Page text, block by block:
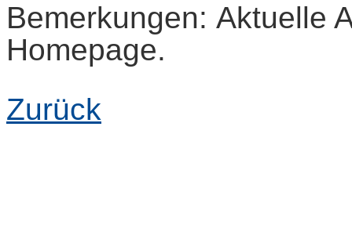
Bemerkungen: Aktuelle
Homepage.
Zurück